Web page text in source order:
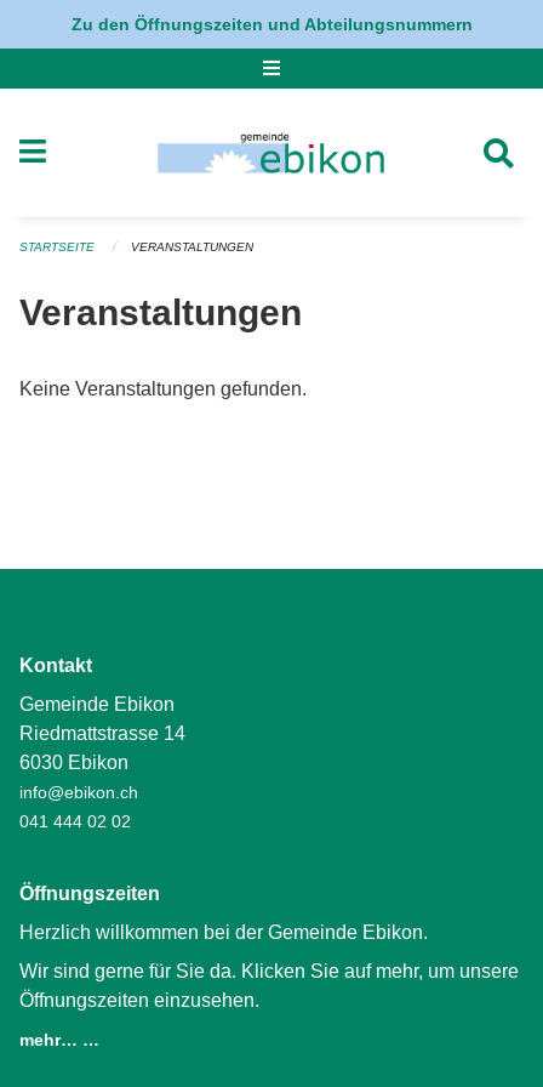
Navigation überspringen
Zu den Öffnungszeiten und Abteilungsnummern
STARTSEITE VERANSTALTUNGEN
Veranstaltungen
Keine Veranstaltungen gefunden.
Kontakt
Gemeinde Ebikon
Riedmattstrasse 14
6030 Ebikon
info@ebikon.ch
041 444 02 02
Öffnungszeiten
Herzlich willkommen bei der Gemeinde Ebikon.
Wir sind gerne für Sie da. Klicken Sie auf mehr, um unsere
Öffnungszeiten einzusehen.
mehr… …